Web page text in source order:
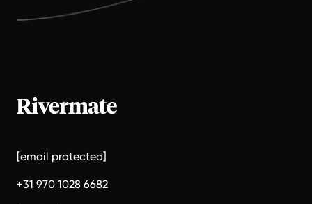
[email protected]
+31 970 1028 6682